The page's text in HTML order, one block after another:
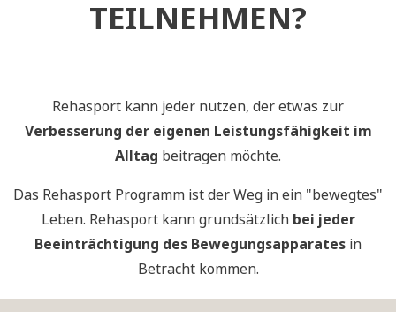
TEILNEHMEN?
Rehasport kann jeder nutzen, der etwas zur
Verbesserung der eigenen Leistungsfähigkeit im
Alltag beitragen möchte.
Das Rehasport Programm ist der Weg in ein "bewegtes"
Leben. Rehasport kann grundsätzlichbei jeder
Beeinträchtigung des Bewegungsapparates in
Betracht kommen.